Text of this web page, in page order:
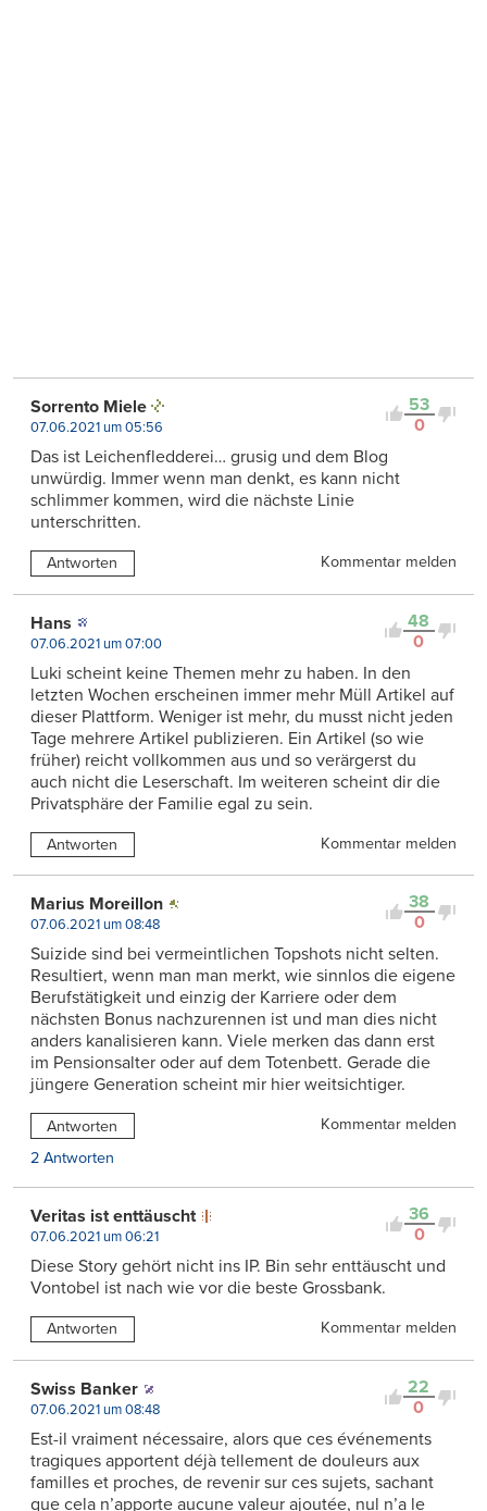
53
0
Sorrento Miele
07.06.2021 um 05:56
Das ist Leichenfledderei… grusig und dem Blog
unwürdig. Immer wenn man denkt, es kann nicht
schlimmer kommen, wird die nächste Linie
unterschritten.
Antworten Kommentar melden
48
0
Hans
07.06.2021 um 07:00
Luki scheint keine Themen mehr zu haben. In den
letzten Wochen erscheinen immer mehr Müll Artikel auf
dieser Plattform. Weniger ist mehr, du musst nicht jeden
Tage mehrere Artikel publizieren. Ein Artikel (so wie
früher) reicht vollkommen aus und so verärgerst du
auch nicht die Leserschaft. Im weiteren scheint dir die
Privatsphäre der Familie egal zu sein.
Antworten Kommentar melden
38
0
Marius Moreillon
07.06.2021 um 08:48
Suizide sind bei vermeintlichen Topshots nicht selten.
Resultiert, wenn man man merkt, wie sinnlos die eigene
Berufstätigkeit und einzig der Karriere oder dem
nächsten Bonus nachzurennen ist und man dies nicht
anders kanalisieren kann. Viele merken das dann erst
im Pensionsalter oder auf dem Totenbett. Gerade die
jüngere Generation scheint mir hier weitsichtiger.
Antworten
Kommentar melden
2 Antworten
36
0
Veritas ist enttäuscht
07.06.2021 um 06:21
Diese Story gehört nicht ins IP. Bin sehr enttäuscht und
Vontobel ist nach wie vor die beste Grossbank.
Antworten Kommentar melden
22
0
Swiss Banker
07.06.2021 um 08:48
Est-il vraiment nécessaire, alors que ces événements
tragiques apportent déjà tellement de douleurs aux
familles et proches, de revenir sur ces sujets, sachant
que cela n’apporte aucune valeur ajoutée, nul n’a le